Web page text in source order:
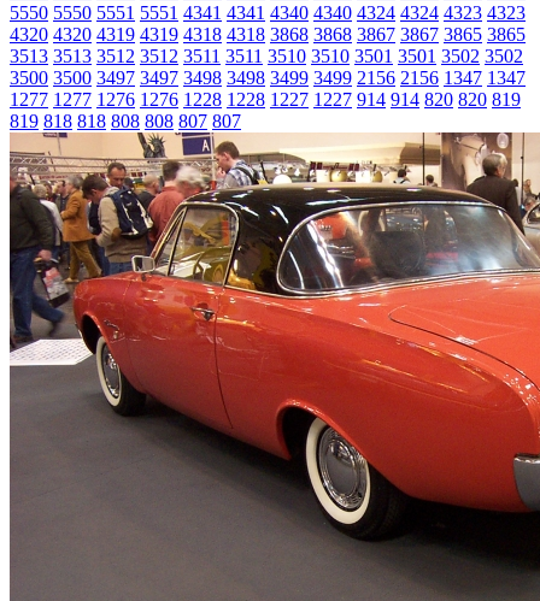
5550 5550 5551 5551 4341 4341 4340 4340 4324 4324 4323 4323
4320 4320 4319 4319 4318 4318 3868 3868 3867 3867 3865 3865
3513 3513 3512 3512 3511 3511 3510 3510 3501 3501 3502 3502
3500 3500 3497 3497 3498 3498 3499 3499 2156 2156 1347 1347
1277 1277 1276 1276 1228 1228 1227 1227 914 914 820 820 819
819 818 818 808 808 807 807